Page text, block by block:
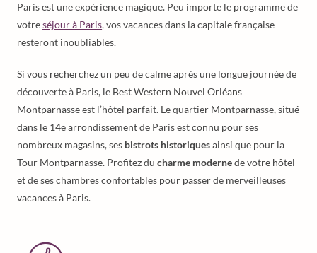
Paris est une expérience magique. Peu importe le programme de
votreséjour à Paris, vos vacances dans la capitale française
resteront inoubliables.
Si vous recherchez un peu de calme après une longue journée de
découverte à Paris, le Best Western Nouvel Orléans
Montparnasse est l’hôtel parfait. Le quartier Montparnasse, situé
dans le 14e arrondissement de Paris est connu pour ses
nombreux magasins, ses bistrots historiquesainsi que pour la
Tour Montparnasse. Profitez du charme modernede votre hôtel
et de ses chambres confortables pour passer de merveilleuses
vacances à Paris.